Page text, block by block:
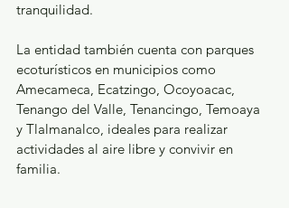
tranquilidad.
La entidad también cuenta con parques
ecoturísticos en municipios como
Amecameca, Ecatzingo, Ocoyoacac,
Tenango del Valle, Tenancingo, Temoaya
y Tlalmanalco, ideales para realizar
actividades al aire libre y convivir en
familia.